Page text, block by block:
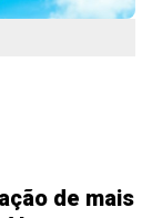
de mais